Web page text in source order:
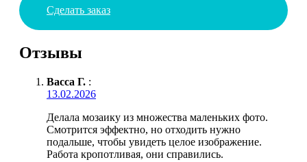
Сделать заказ
Отзывы
Васса Г. :
13.02.2026
Делала мозаику из множества маленьких фото.
Смотрится эффектно, но отходить нужно
подальше, чтобы увидеть целое изображение.
Работа кропотливая, они справились.